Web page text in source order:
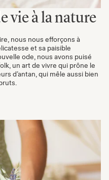
vie à la nature
nous nous efforçons à
et sa paisible
ode, nous avons puisé
un art de vivre qui prône le
d’antan, qui mêle aussi bien